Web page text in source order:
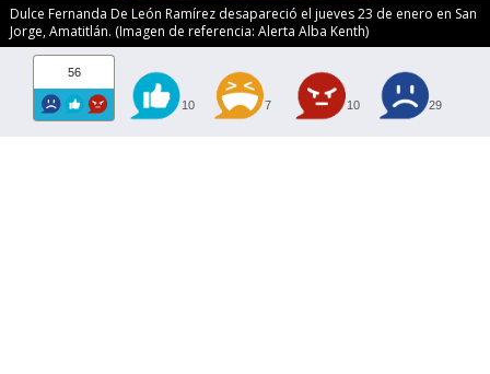
Dulce Fernanda De León Ramírez desapareció el jueves 23 de enero en San
Jorge, Amatitlán. (Imagen de referencia: Alerta Alba Kenth)
56
10 7 10 29